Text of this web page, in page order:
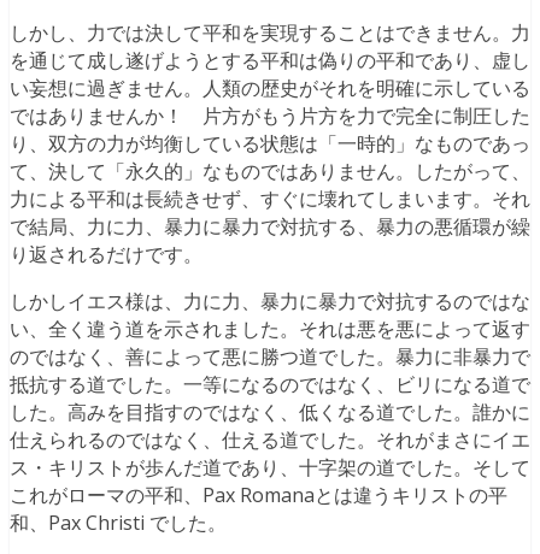
しかし、力では決して平和を実現することはできません。力
を通じて成し遂げようとする平和は偽りの平和であり、虚し
い妄想に過ぎません。人類の歴史がそれを明確に示している
ではありませんか！ 片方がもう片方を力で完全に制圧した
り、双方の力が均衡している状態は「一時的」なものであっ
て、決して「永久的」なものではありません。したがって、
力による平和は長続きせず、すぐに壊れてしまいます。それ
で結局、力に力、暴力に暴力で対抗する、暴力の悪循環が繰
り返されるだけです。
しかしイエス様は、力に力、暴力に暴力で対抗するのではな
い、全く違う道を示されました。それは悪を悪によって返す
のではなく、善によって悪に勝つ道でした。暴力に非暴力で
抵抗する道でした。一等になるのではなく、ビリになる道で
した。高みを目指すのではなく、低くなる道でした。誰かに
仕えられるのではなく、仕える道でした。それがまさにイエ
ス・キリストが歩んだ道であり、十字架の道でした。そして
これがローマの平和、Pax Romanaとは違うキリストの平
和、Pax Christi でした。